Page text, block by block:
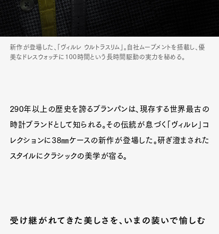
新作が登場した、「ヴィルレ ウルトラスリム」。自社ムーブメントを搭載し、優
美なドレスウォッチに100時間という長時間駆動の実力を秘める。
290年以上の歴史を誇るブランパンは、現存する世界最古の
時計ブランドとして知られる。その伝統が息づく「ヴィルレ」コ
レクションに38㎜ケースの新作が登場した。研ぎ澄まされた
スタイルにクラシックの美学が宿る。
受け継がれてきた美しさを、いまの装いで愉しむ